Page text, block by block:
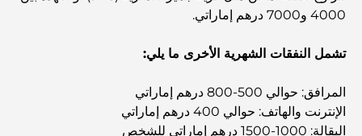
أفضل المناطق للسكن في دبي مع العائلة: اكتشف أفضل4000 و7000 درهم إماراتي.
تشمل النفقات الشهرية الأخرى ما يلي:
المرافق: حوالي 500-800 درهم إماراتي
الإنترنت والهاتف: حوالي 400 درهم إماراتي
البقالة: 1000-1500 درهم إماراتي للشخص